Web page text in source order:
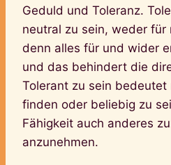
Geduld und Toleranz.
neutral zu sein, weder für
denn alles für und wider
und das behindert die
Tolerant zu sein bedeutet
finden oder beliebig zu
Fähigkeit auch anderes
anzunehmen.